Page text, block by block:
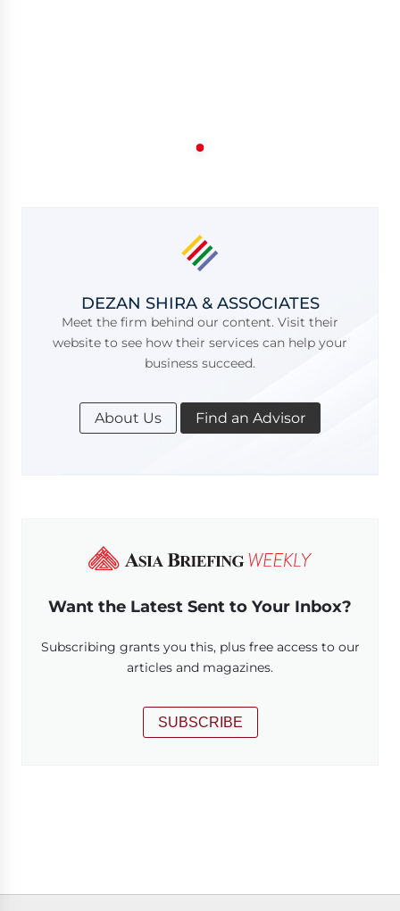
DEZAN SHIRA & ASSOCIATES
Meet the firm behind our content. Visit their
website to see how their services can help your
business succeed.
About Us Find an Advisor
Want the Latest Sent to Your Inbox?
Subscribing grants you this, plus free access to our
articles and magazines.
SUBSCRIBE